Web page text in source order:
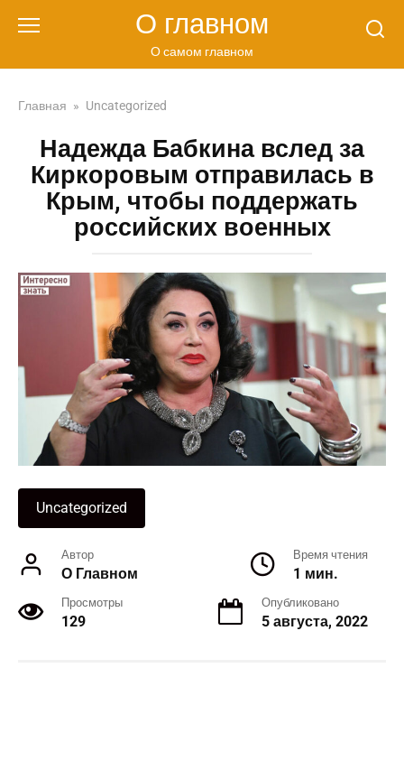
О главном
О самом главном
Главная » Uncategorized
Надежда Бабкина вслед за
Киркоровым отправилась в
Крым, чтобы поддержать
российских военных
Uncategorized
Автор
О Главном
Время чтения
1 мин.
Просмотры
129
Опубликовано
5 августа, 2022